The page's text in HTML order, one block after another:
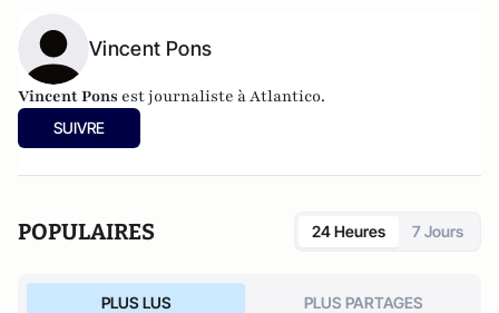
Vincent Pons
Vincent Pons est journaliste à Atlantico.
SUIVRE
POPULAIRES 24 Heures 7 Jours
PLUS LUS PLUS PARTAGES